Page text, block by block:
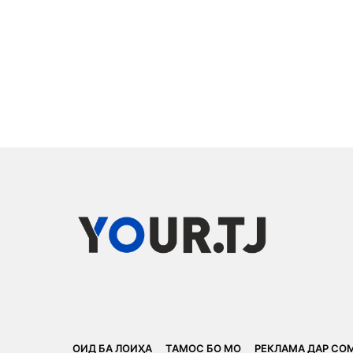
ОИД БА ЛОИҲА ТАМОС БО МО РЕКЛАМА ДАР